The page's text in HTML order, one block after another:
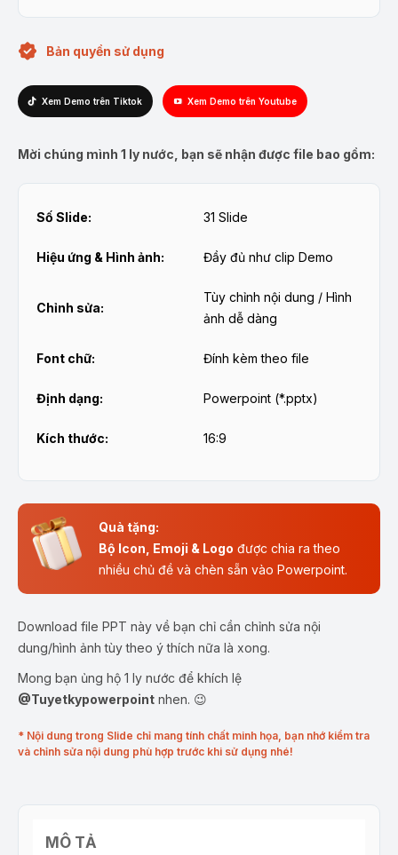
Bản quyền sử dụng
Xem Demo trên Tiktok Xem Demo trên Youtube
Mời chúng mình 1 ly nước, bạn sẽ nhận được file bao gồm:
Số Slide: 31 Slide
Hiệu ứng & Hình ảnh: Đầy đủ như clip Demo
Chỉnh sửa:
Tùy chỉnh nội dung / Hình
ảnh dễ dàng
Font chữ: Đính kèm theo file
Định dạng: Powerpoint (*.pptx)
Kích thước: 16:9
Quà tặng:
Bộ Icon, Emoji & Logo được chia ra theo
nhiều chủ đề và chèn sẵn vào Powerpoint.
Download file PPT này về bạn chỉ cần chỉnh sửa nội
dung/hình ảnh tùy theo ý thích nữa là xong.
Mong bạn ủng hộ 1 ly nước để khích lệ
@Tuyetkypowerpoint nhen. 😉
* Nội dung trong Slide chỉ mang tính chất minh họa, bạn nhớ kiểm tra
và chỉnh sửa nội dung phù hợp trước khi sử dụng nhé!
MÔ TẢ